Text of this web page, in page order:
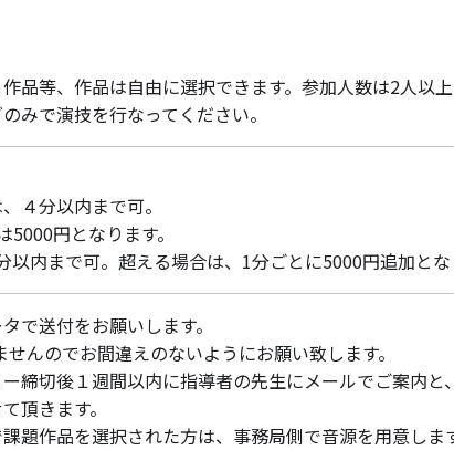
品等、作品は自由に選択できます。参加人数は2人以
みで演技を行なってください。
４分以内まで可。
円となります。
内まで可。超える場合は、1分ごとに5000円追加と
で送付をお願いします。
んのでお間違えのないようにお願い致します。
締切後１週間以内に指導者の先生にメールでご案内と
頂きます。
題作品を選択された方は、事務局側で音源を用意しま